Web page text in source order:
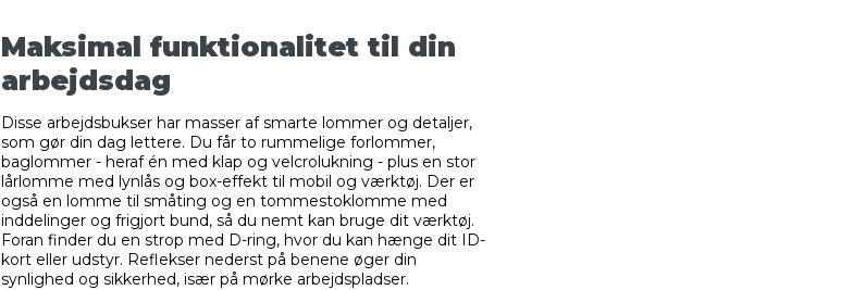
Maksimal funktionalitet til din
arbejdsdag
Disse arbejdsbukser har masser af smarte lommer og detaljer,
som gør din dag lettere. Du får to rummelige forlommer,
baglommer - heraf én med klap og velcrolukning - plus en stor
lårlomme med lynlås og box-effekt til mobil og værktøj. Der er
også en lomme til småting og en tommestoklomme med
inddelinger og frigjort bund, så du nemt kan bruge dit værktøj.
Foran finder du en strop med D-ring, hvor du kan hænge dit ID-
kort eller udstyr. Reflekser nederst på benene øger din
synlighed og sikkerhed, især på mørke arbejdspladser.